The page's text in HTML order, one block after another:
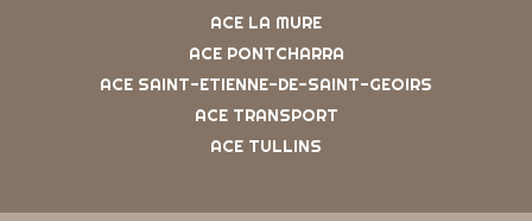
ACE LA MURE
ACE PONTCHARRA
ACE SAINT-ETIENNE-DE-SAINT-GEOIRS
ACE TRANSPORT
ACE TULLINS